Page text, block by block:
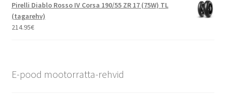
Pirelli Diablo Rosso IV Corsa 190/55 ZR 17 (75W) TL
(tagarehv)
214.95€
E-pood mootorratta-rehvid